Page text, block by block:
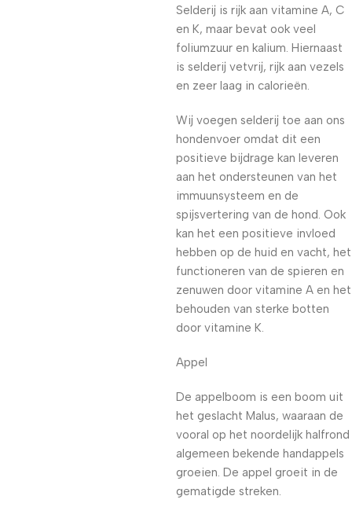
Selderij is rijk aan vitamine A, C
en K, maar bevat ook veel
foliumzuur en kalium. Hiernaast
is selderij vetvrij, rijk aan vezels
en zeer laag in calorieën.
Wij voegen selderij toe aan ons
hondenvoer omdat dit een
positieve bijdrage kan leveren
aan het ondersteunen van het
immuunsysteem en de
spijsvertering van de hond. Ook
kan het een positieve invloed
hebben op de huid en vacht, het
functioneren van de spieren en
zenuwen door vitamine A en het
behouden van sterke botten
door vitamine K.
Appel
De appelboom is een boom uit
het geslacht Malus, waaraan de
vooral op het noordelijk halfrond
algemeen bekende handappels
groeien. De appel groeit in de
gematigde streken.